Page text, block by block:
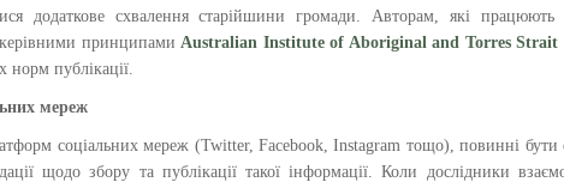
додаткове схвалення старійшини громади. Авторам, які
керівними принципамиAustralian Institute of Aboriginal and Torres Strait
публікації.
мереж
соціальних мереж (Twitter, Facebook, Instagram тощо), повинні бути
щодо збору та публікації такої інформації. Коли дослідники